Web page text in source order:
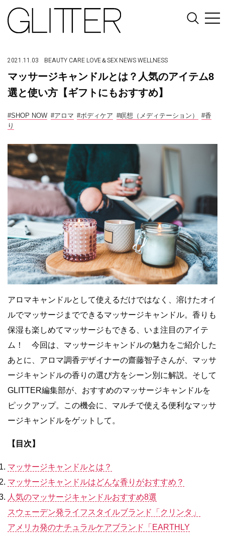
2021.11.03 BEAUTY CARE LOVE＆SEX NEWSWELLNESS
マッサージキャンドルとは？人気のアイテム8
選と使い方【ギフトにもおすすめ】
#SHOP NOW #アロマ #ボディケア #瞑想（メディテーション）
#香
り
アロマキャンドルとして使えるだけではなく、溶けたオイ
ルでマッサージまでできるマッサージキャンドル。香りも
保湿も楽しめてマッサージもできる、いま注目のアイテ
ム！ 今回は、マッサージキャンドルの魅力をご紹介した
あとに、アロマ調香デザイナーの齋藤智子さんが、マッサ
ージキャンドルの香りの選び方をシーン別に解説。そして
GLITTER編集部が、おすすめのマッサージキャンドルを
ピックアップ。この機会に、マルチで使える便利なマッサ
ージキャンドルをゲットして。
【目次】
マッサージキャンドルとは？
マッサージキャンドルはどんな香りがおすすめ？
人気のマッサージキャンドルおすすめ8選
スウェーデン発ライフスタイルブランド「クリンタ」
アメリカ発のナチュラルケアブランド「EARTHLY